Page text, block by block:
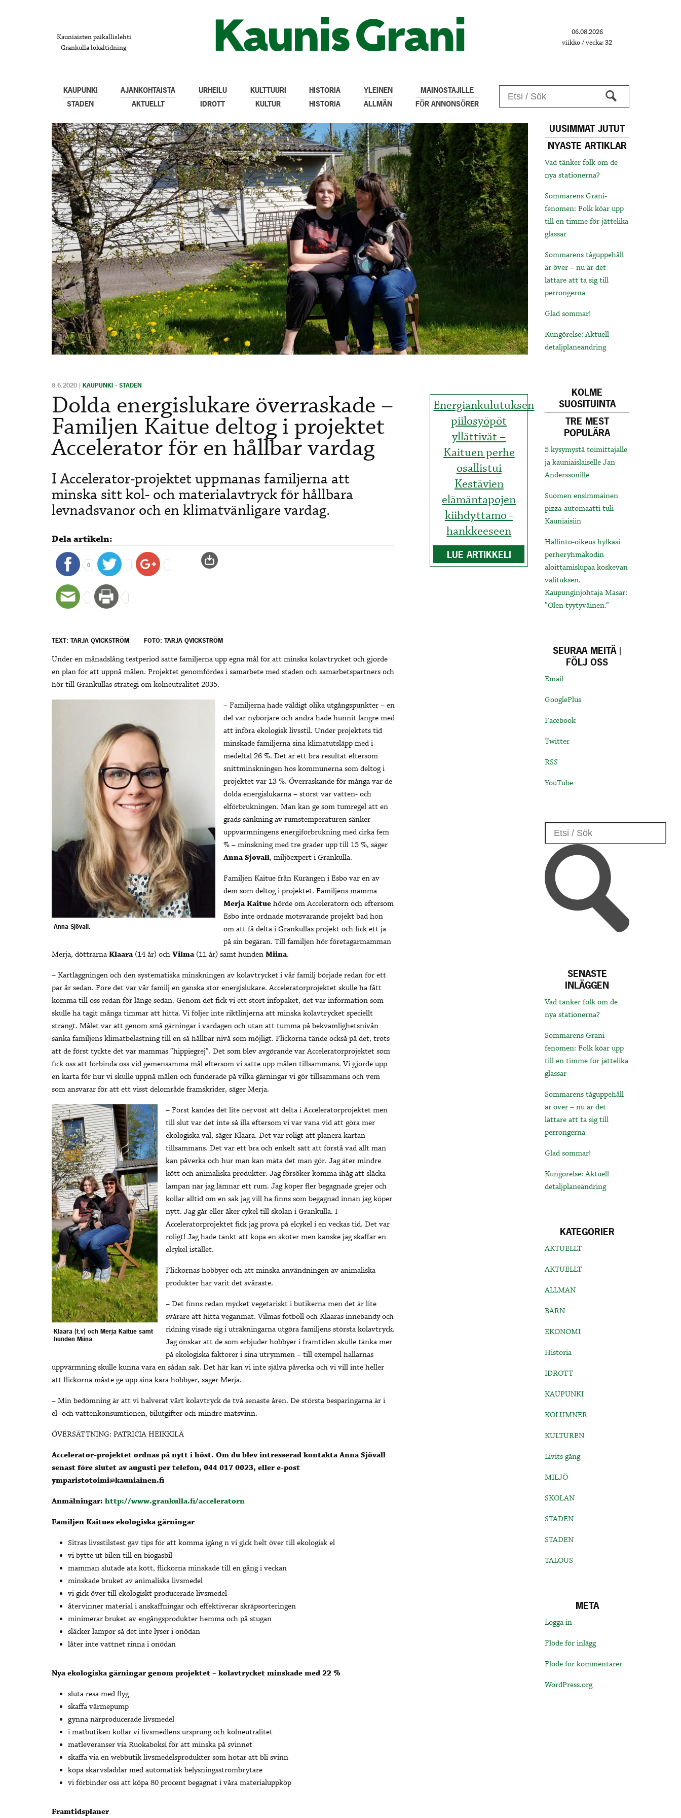
Kauniaisten paikallislehti
Grankulla lokaltidning
06.08.2026
viikko / vecka: 32
KAUPUNKI
STADEN
AJANKOHTAISTA
AKTUELLT
URHEILU
IDROTT
KULTTUURI
KULTUR
HISTORIA
HISTORIA
YLEINEN
ALLMÄN
MAINOSTAJILLE
FÖR ANNONSÖRER
Energiankulutuksen
piilosyöpöt
yllättivät –
Kaituen perhe
osallistui
Kestävien
elämäntapojen
kiihdyttämö -
hankkeeseen
LUE ARTIKKELI
8.6.2020 | KAUPUNKI - STADEN
Dolda energislukare överraskade –
Familjen Kaitue deltog i projektet
Accelerator för en hållbar vardag
I Accelerator-projektet uppmanas familjerna att
minska sitt kol- och materialavtryck för hållbara
levnadsvanor och en klimatvänligare vardag.
Dela artikeln:
0
TEXT: TARJA QVICKSTRÖM FOTO: TARJA QVICKSTRÖM
Under en månadslång testperiod satte familjerna upp egna mål för att minska kolavtrycket och gjorde
en plan för att uppnå målen. Projektet genomfördes i samarbete med staden och samarbetspartners och
hör till Grankullas strategi om kolneutralitet 2035.
Anna Sjövall.
– Familjerna hade väldigt olika utgångspunkter – en
del var nybörjare och andra hade hunnit längre med
att införa ekologisk livsstil. Under projektets tid
minskade familjerna sina klimatutsläpp med i
medeltal 26 %. Det är ett bra resultat eftersom
snittminskningen hos kommunerna som deltog i
projektet var 13 %. Överraskande för många var de
dolda energislukarna – störst var vatten- och
elförbrukningen. Man kan ge som tumregel att en
grads sänkning av rumstemperaturen sänker
uppvärmningens energiförbrukning med cirka fem
% – minskning med tre grader upp till 15 %, säger
Anna Sjövall, miljöexpert i Grankulla.
Familjen Kaitue från Kurängen i Esbo var en av
dem som deltog i projektet. Familjens mamma
Merja Kaitue hörde om Acceleratorn och eftersom
Esbo inte ordnade motsvarande projekt bad hon
om att få delta i Grankullas projekt och fick ett ja
på sin begäran. Till familjen hör företagarmamman
Merja, döttrarna Klaara (14 år) och Vilma (11 år) samt hunden Miina.
– Kartläggningen och den systematiska minskningen av kolavtrycket i vår familj började redan för ett
par år sedan. Före det var vår familj en ganska stor energislukare. Acceleratorprojektet skulle ha fått
komma till oss redan för länge sedan. Genom det fick vi ett stort infopaket, det var information som
skulle ha tagit många timmar att hitta. Vi följer inte riktlinjerna att minska kolavtrycket speciellt
strängt. Målet var att genom små gärningar i vardagen och utan att tumma på bekvämlighetsnivån
sänka familjens klimatbelastning till en så hållbar nivå som möjligt. Flickorna tände också på det, trots
att de först tyckte det var mammas ”hippiegrej”. Det som blev avgörande var Acceleratorprojektet som
fick oss att förbinda oss vid gemensamma mål eftersom vi satte upp målen tillsammans. Vi gjorde upp
en karta för hur vi skulle uppnå målen och funderade på vilka gärningar vi gör tillsammans och vem
som ansvarar för att ett visst delområde framskrider, säger Merja.
Klaara (t.v) och Merja Kaitue samt
hunden Miina.
– Först kändes det lite nervöst att delta i Acceleratorprojektet men
till slut var det inte så illa eftersom vi var vana vid att göra mer
ekologiska val, säger Klaara. Det var roligt att planera kartan
tillsammans. Det var ett bra och enkelt sätt att förstå vad allt man
kan påverka och hur man kan mäta det man gör. Jag äter mindre
kött och animaliska produkter. Jag försöker komma ihåg att släcka
lampan när jag lämnar ett rum. Jag köper fler begagnade grejer och
kollar alltid om en sak jag vill ha finns som begagnad innan jag köper
nytt. Jag går eller åker cykel till skolan i Grankulla. I
Acceleratorprojektet fick jag prova på elcykel i en veckas tid. Det var
roligt! Jag hade tänkt att köpa en skoter men kanske jag skaffar en
elcykel istället.
Flickornas hobbyer och att minska användningen av animaliska
produkter har varit det svåraste.
– Det finns redan mycket vegetariskt i butikerna men det är lite
svårare att hitta veganmat. Vilmas fotboll och Klaaras innebandy och
ridning visade sig i uträkningarna utgöra familjens största kolavtryck.
Jag önskar att de som erbjuder hobbyer i framtiden skulle tänka mer
på ekologiska faktorer i sina utrymmen – till exempel hallarnas
uppvärmning skulle kunna vara en sådan sak. Det här kan vi inte själva påverka och vi vill inte heller
att flickorna måste ge upp sina kära hobbyer, säger Merja.
– Min bedömning är att vi halverat vårt kolavtryck de två senaste åren. De största besparingarna är i
el- och vattenkonsumtionen, bilutgifter och mindre matsvinn.
ÖVERSÄTTNING: PATRICIA HEIKKILÄ
Accelerator-projektet ordnas på nytt i höst. Om du blev intresserad kontakta Anna Sjövall
senast före slutet av augusti per telefon, 044 017 0023, eller e-post
ymparistotoimi@kauniainen.fi
Anmälningar: http://www.grankulla.fi/acceleratorn
Familjen Kaitues ekologiska gärningar
Sitras livsstilstest gav tips för att komma igång n vi gick helt över till ekologisk el
vi bytte ut bilen till en biogasbil
mamman slutade äta kött, flickorna minskade till en gång i veckan
minskade bruket av animaliska livsmedel
vi gick över till ekologiskt producerade livsmedel
återvinner material i anskaffningar och effektiverar skräpsorteringen
minimerar bruket av engångsprodukter hemma och på stugan
släcker lampor så det inte lyser i onödan
låter inte vattnet rinna i onödan
Nya ekologiska gärningar genom projektet – kolavtrycket minskade med 22 %
sluta resa med flyg
skaffa värmepump
gynna närproducerade livsmedel
i matbutiken kollar vi livsmedlens ursprung och kolneutralitet
matleveranser via Ruokaboksi för att minska på svinnet
skaffa via en webbutik livsmedelsprodukter som hotar att bli svinn
köpa skarvsladdar med automatisk belysningsströmbrytare
vi förbinder oss att köpa 80 procent begagnat i våra materialuppköp
Framtidsplaner
UUSIMMAT JUTUT
NYASTE ARTIKLAR
Vad tänker folk om de
nya stationerna?
Sommarens Grani-
fenomen: Folk köar upp
till en timme för jättelika
glassar
Sommarens tåguppehåll
är över – nu är det
lättare att ta sig till
perrongerna
Glad sommar!
Kungörelse: Aktuell
detaljplaneändring
KOLME
SUOSITUINTA
TRE MEST
POPULÄRA
5 kysymystä toimittajalle
ja kauniaislaiselle Jan
Anderssonille
Suomen ensimmäinen
pizza-automaatti tuli
Kauniaisiin
Hallinto-oikeus hylkäsi
perheryhmäkodin
aloittamislupaa koskevan
valituksen.
Kaupunginjohtaja Masar:
“Olen tyytyväinen.”
SEURAA MEITÄ |
FÖLJ OSS
Email
GooglePlus
Facebook
Twitter
RSS
YouTube
SENASTE
INLÄGGEN
Vad tänker folk om de
nya stationerna?
Sommarens Grani-
fenomen: Folk köar upp
till en timme för jättelika
glassar
Sommarens tåguppehåll
är över – nu är det
lättare att ta sig till
perrongerna
Glad sommar!
Kungörelse: Aktuell
detaljplaneändring
KATEGORIER
AKTUELLT
AKTUELLT
ALLMÄN
BARN
EKONOMI
Historia
IDROTT
KAUPUNKI
KOLUMNER
KULTUREN
Livits gång
MILJÖ
SKOLAN
STADEN
STADEN
TALOUS
META
Logga in
Flöde för inlägg
Flöde för kommentarer
WordPress.org